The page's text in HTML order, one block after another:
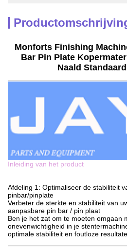
Monforts Finishing
Bar Pin Plate
Naald
Inleiding van het product
Afdeling 1: Optimaliseer de stabiliteit
pinbar/pinplate
Verbeter de sterkte en stabiliteit van
aanpasbare pin bar / pin plaat
Ben je het zat om te moeten omgaan
onevenwichtigheid in je
optimale stabiliteit en foutloze